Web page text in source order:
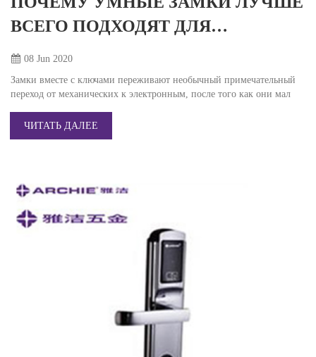
ВСЕГО ПОДХОДЯТ ДЛЯ
ГОСТИНИЧНЫХ НОМЕРОВ?
08 Jun 2020
Замки вместе с ключами переживают необычный примечательный
переход от механических к электронным, после того как они мал
ЧИТАТЬ ДАЛЕЕ